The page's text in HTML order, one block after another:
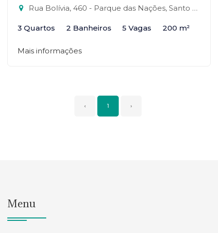
Rua Bolívia, 460 - Parque das Nações, Santo André-SP
3 Quartos 2 Banheiros 5 Vagas 200 m²
Mais informações
‹ 1 ›
Menu